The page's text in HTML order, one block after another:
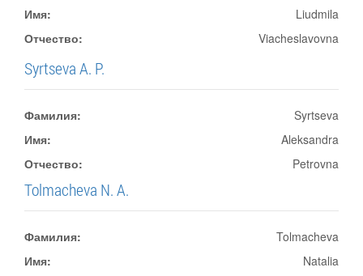
Имя:
Liudmila
Отчество:
Viacheslavovna
Syrtseva A. P.
Фамилия:
Syrtseva
Имя:
Aleksandra
Отчество:
Petrovna
Tolmacheva N. A.
Фамилия:
Tolmacheva
Имя:
Natalia